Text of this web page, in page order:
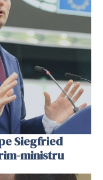
Siegfried
ministru